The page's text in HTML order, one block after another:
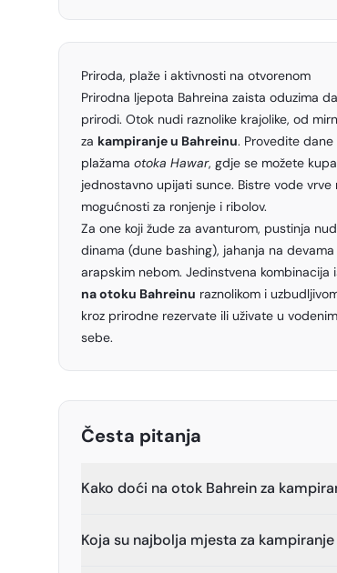
Priroda, plaže i aktivnosti na otvorenom
Prirodna ljepota Bahreina zaista oduzima
prirodi. Otok nudi raznolike krajolike, od
za kampiranje u Bahreinu. Provedite
plažama otoka Hawar, gdje se možete
jednostavno upijati sunce. Bistre vode
mogućnosti za ronjenje i ribolov.
Za one koji žude za avanturom, pustinja
dinama (dune bashing), jahanja na
arapskim nebom. Jedinstvena kombinacija
na otoku Bahreinu raznolikom i
kroz prirodne rezervate ili uživate u
sebe.
Česta pitanja
Kako doći na otok Bahrein za
Koja su najbolja mjesta za kampiranje